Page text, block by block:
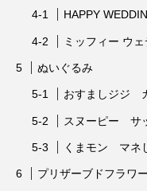
HAPPY
ミッフィー ウ
ぬいぐるみ
おすましジジ
スヌーピー サ
くまモン マネ
プリザーブドフラワー